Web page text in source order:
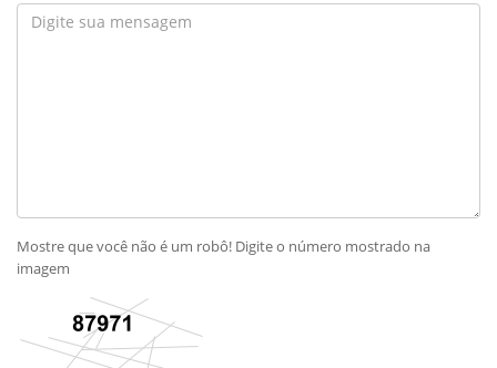
Mostre que você não é um robô! Digite o número mostrado na
imagem